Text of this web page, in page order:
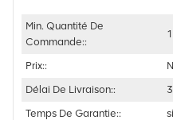
Min. Quantité De
Commande::
Prix::
Délai De Livraison::
Temps De Garantie::